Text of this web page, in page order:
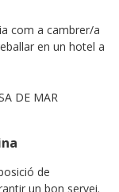
com a cambrer/a
en un hotel a
DE MAR
de
un bon servei.